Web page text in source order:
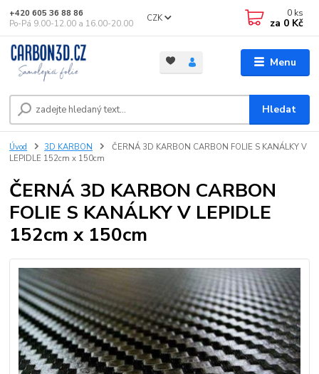
Menu
CZK
Hledat
+420 605 36 88 86
Po-Pá 9.00-12.00 a 16.00-20.00
0 ks
za 0 Kč
Úvod 3D KARBON
ČERNÁ 3D KARBON CARBON FOLIE S KANÁLKY V
LEPIDLE 152cm x 150cm
ČERNÁ 3D KARBON CARBON
FOLIE S KANÁLKY V LEPIDLE
152cm x 150cm